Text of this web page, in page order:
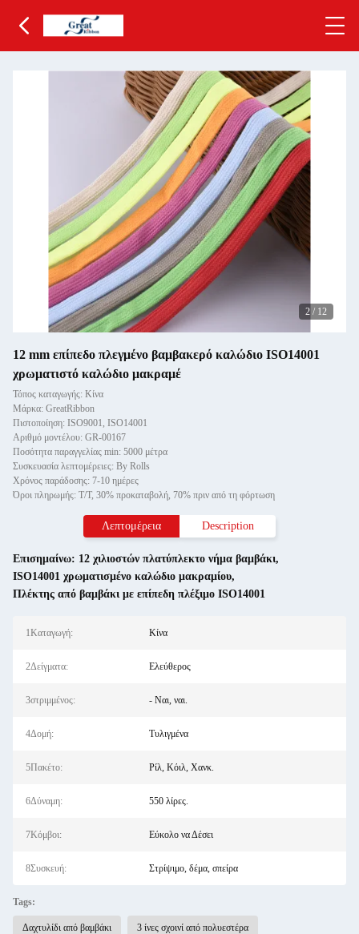
3 / 12
12 mm επίπεδο πλεγμένο βαμβακερό καλώδιο ISO14001
χρωματιστό καλώδιο μακραμέ
Τόπος καταγωγής: Κίνα
Μάρκα: GreatRibbon
Πιστοποίηση: ISO9001, ISO14001
Αριθμό μοντέλου: GR-00167
Ποσότητα παραγγελίας min: 5000 μέτρα
Συσκευασία λεπτομέρειες: By Rolls
Χρόνος παράδοσης: 7-10 ημέρες
Όροι πληρωμής: T/T, 30% προκαταβολή, 70% πριν από τη φόρτωση
Λεπτομέρεια Description
Επισημαίνω: 12 χιλιοστών πλατύπλεκτο νήμα βαμβάκι,
ISO14001 χρωματισμένο καλώδιο μακραμίου,
Πλέκτης από βαμβάκι με επίπεδη πλέξιμο ISO14001
1Καταγωγή: Κίνα
2Δείγματα: Ελεύθερος
3στριμμένος: - Ναι, ναι.
4Δομή: Τυλιγμένα
5Πακέτο: Ρίλ, Κόιλ, Χανκ.
6Δύναμη: 550 λίρες.
7Κόμβοι: Εύκολο να Δέσει
8Συσκευή: Στρίψιμο, δέμα, σπείρα
Tags:
Δαχτυλίδι από βαμβάκι 3 ίνες σχοινί από πολυεστέρα